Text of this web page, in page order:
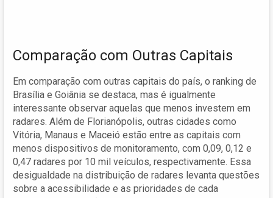
Comparação com Outras Capitais
Em comparação com outras capitais do país, o ranking de
Brasília e Goiânia se destaca, mas é igualmente
interessante observar aquelas que menos investem em
radares. Além de Florianópolis, outras cidades como
Vitória, Manaus e Maceió estão entre as capitais com
menos dispositivos de monitoramento, com 0,09, 0,12 e
0,47 radares por 10 mil veículos, respectivamente. Essa
desigualdade na distribuição de radares levanta questões
sobre a acessibilidade e as prioridades de cada